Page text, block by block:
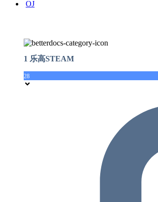
OJ
1 乐高STEAM
28